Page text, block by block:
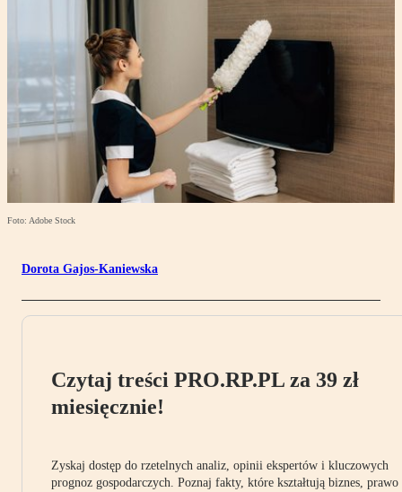
Foto: Adobe Stock
Dorota Gajos-Kaniewska
Czytaj treści PRO.RP.PL za 39 zł
miesięcznie!
Zyskaj dostęp do rzetelnych analiz, opinii ekspertów i kluczowych
prognoz gospodarczych. Poznaj fakty, które kształtują biznes, prawo